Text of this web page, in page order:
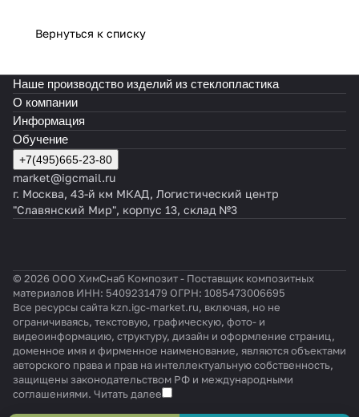
Вернуться к списку
Наше производство изделий из стеклопластика
О компании
Информация
Обучение
+7(495)665-23-80
market@igcmail.ru
г. Москва, 43-й км МКАД, Логистический центр
"Славянский Мир", корпус 13, склад №3
© 2026 ООО ХимСнаб Композит - Поставщик композитных
материалов ИНН: 5409231479 ОГРН: 1085473006695
Все ресурсы сайта kzn.igc-market.ru, включая, но не
ограничиваясь, текстовую, графическую, фото- и
видеоинформацию, структуру, дизайн и оформление страниц,
доменное имя и фирменное наименование, являются объектами
авторского права и прав на интеллектуальную собственность,
защищены законодательством РФ и международными
соглашениями. Читать далее